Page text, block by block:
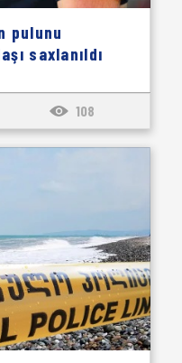
pulunu
saxlanıldı
108